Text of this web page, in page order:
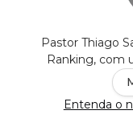
Pastor Thiago
Ranking, com
Entenda o